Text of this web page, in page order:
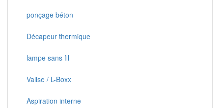
ponçage béton
Décapeur thermique
lampe sans fil
Valise / L-Boxx
Aspiration interne